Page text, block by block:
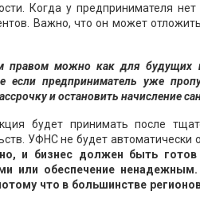
Когда у предпринимателя нет
Важно, что он может
правом можно как для
если предприниматель уже
и остановить начисление
будет принимать после
УФНС не будет автоматически
и бизнес должен быть
или обеспечение
что в большинстве